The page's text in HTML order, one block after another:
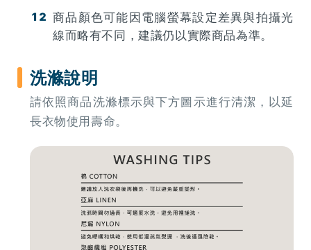
商品顏色可能因電腦螢幕設定差異與拍攝光
線而略有不同，建議仍以實際商品為準。
洗滌說明
請依照商品洗滌標示與下方圖示進行清潔，以延
長衣物使用壽命。